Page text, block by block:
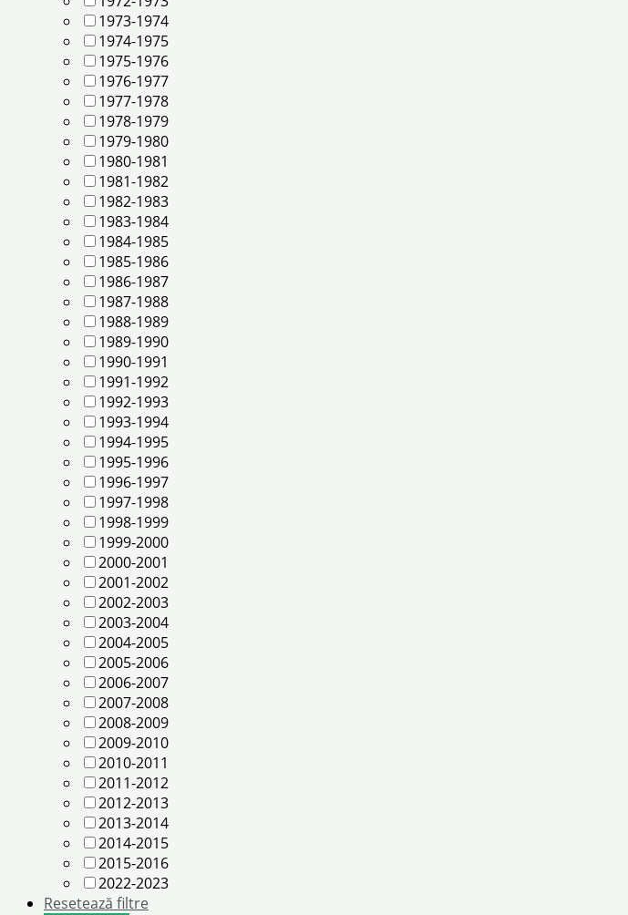
1973-1974
1974-1975
1975-1976
1976-1977
1977-1978
1978-1979
1979-1980
1980-1981
1981-1982
1982-1983
1983-1984
1984-1985
1985-1986
1986-1987
1987-1988
1988-1989
1989-1990
1990-1991
1991-1992
1992-1993
1993-1994
1994-1995
1995-1996
1996-1997
1997-1998
1998-1999
1999-2000
2000-2001
2001-2002
2002-2003
2003-2004
2004-2005
2005-2006
2006-2007
2007-2008
2008-2009
2009-2010
2010-2011
2011-2012
2012-2013
2013-2014
2014-2015
2015-2016
2022-2023
Resetează filtre